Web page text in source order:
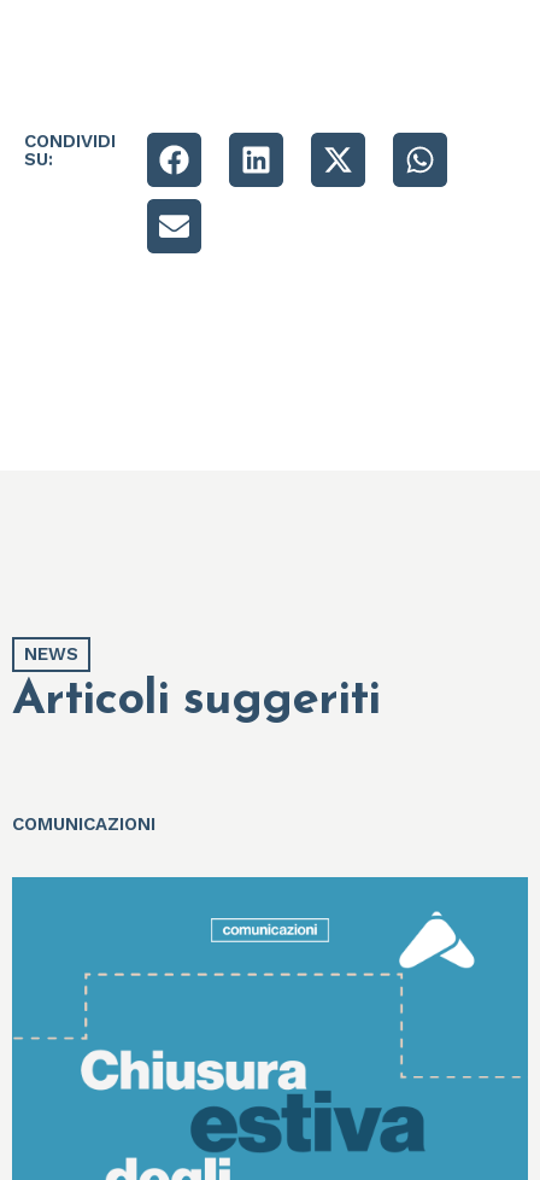
CONDIVIDI
SU:
NEWS
Articoli suggeriti
COMUNICAZIONI